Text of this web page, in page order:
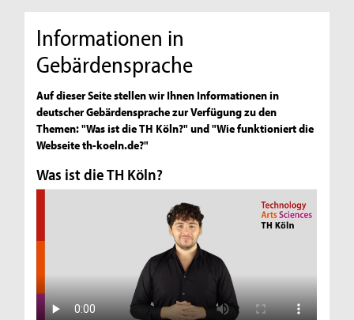
Informationen in
Gebärdensprache
Auf dieser Seite stellen wir Ihnen Informationen in
deutscher Gebärdensprache zur Verfügung zu den
Themen: "Was ist die TH Köln?" und "Wie funktioniert die
Webseite th-koeln.de?"
Was ist die TH Köln?